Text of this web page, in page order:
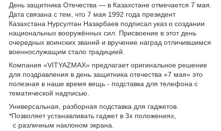
День защитника Отечества — в Казахстане отмечается 7 мая.
Дата связана с тем, что 7 мая 1992 года президент
Казахстана Нурсултан Назарбаев подписал указ о создании
национальных вооружённых сил. Присвоение в этот день
очередных воинских званий и вручение наград отличившимся
военнослужащим стало традицией.
Компания «VITYAZMAX» предлагает оригинальное решение
для поздравления в день защитника отечества «7 мая» это
полезная в наше время вещь - подставка для телефона с
тематической надписью.
Универсальная, разборная подставка для гаджетов.
*Позволяет устанавливать гаджет в 3х положениях,
с различным наклоном экрана.